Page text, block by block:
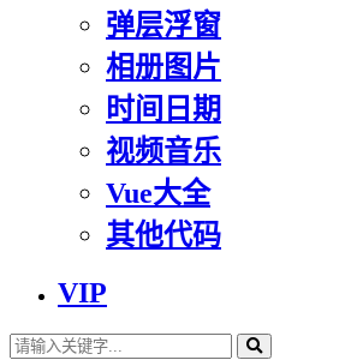
弹层浮窗
相册图片
时间日期
视频音乐
Vue大全
其他代码
VIP